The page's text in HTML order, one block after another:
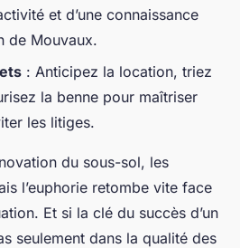
et d’une connaissance
de Mouvaux.
: Anticipez la location, triez
la benne pour maîtriser
les litiges.
du sous-sol, les
l’euphorie retombe vite face
Et si la clé du succès d’un
seulement dans la qualité des